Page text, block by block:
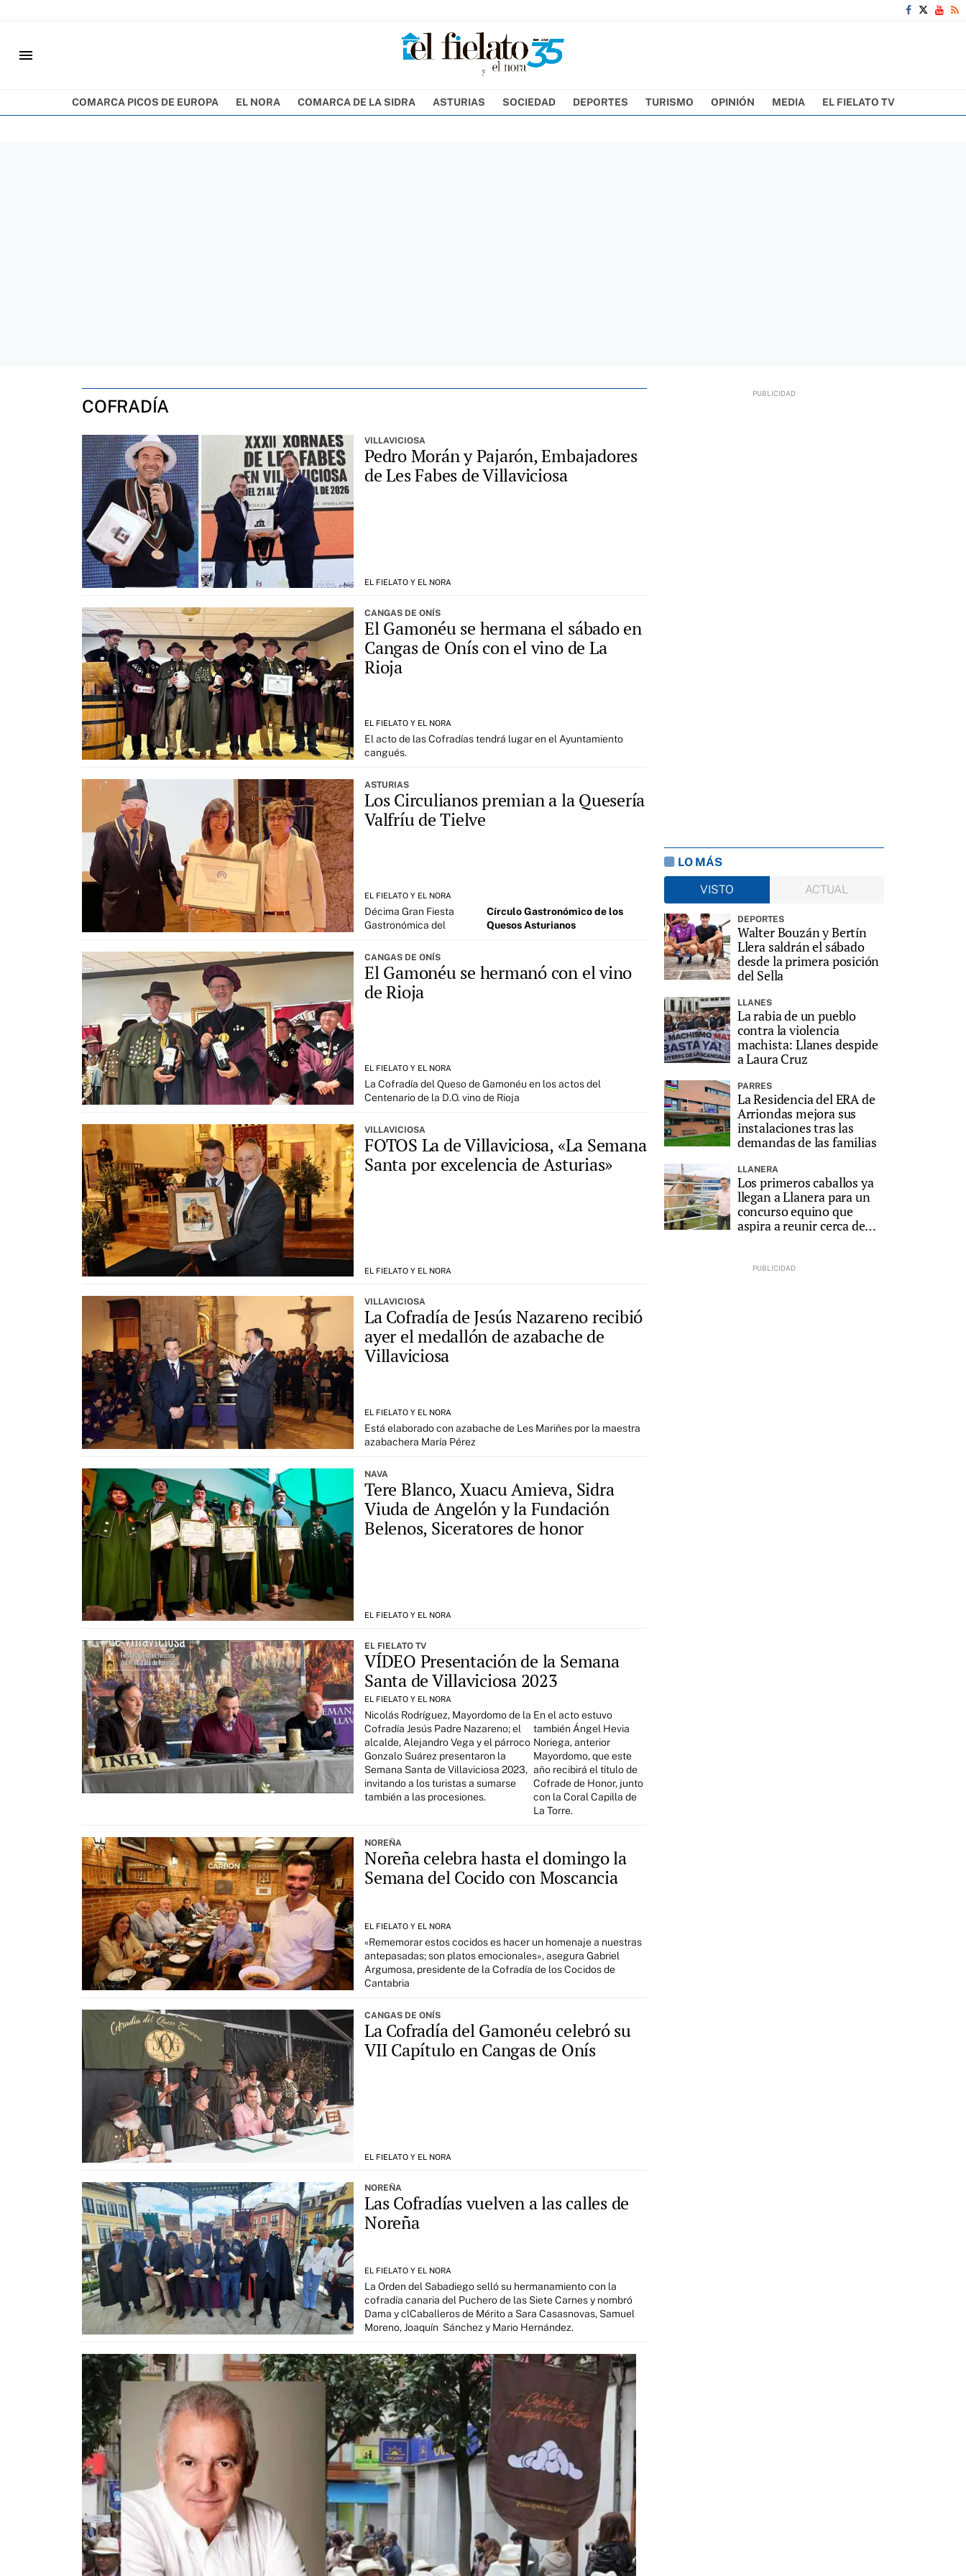
menu
COMARCA PICOS DE EUROPA EL NORA COMARCA DE LA SIDRA ASTURIAS SOCIEDAD DEPORTES TURISMO OPINIÓN MEDIA EL FIELATO TV
COFRADÍA
VILLAVICIOSA
Pedro Morán y Pajarón, Embajadores
de Les Fabes de Villaviciosa
EL FIELATO Y EL NORA
CANGAS DE ONÍS
El Gamonéu se hermana el sábado en
Cangas de Onís con el vino de La
Rioja
EL FIELATO Y EL NORA
El acto de las Cofradías tendrá lugar en el Ayuntamiento
cangués.
ASTURIAS
Los Circulianos premian a la Quesería
Valfríu de Tielve
EL FIELATO Y EL NORA
Décima Gran Fiesta
Gastronómica del
Círculo Gastronómico de los
Quesos Asturianos
CANGAS DE ONÍS
El Gamonéu se hermanó con el vino
de Rioja
EL FIELATO Y EL NORA
La Cofradía del Queso de Gamonéu en los actos del
Centenario de la D.O. vino de Rioja
VILLAVICIOSA
FOTOS La de Villaviciosa, «La Semana
Santa por excelencia de Asturias»
EL FIELATO Y EL NORA
VILLAVICIOSA
La Cofradía de Jesús Nazareno recibió
ayer el medallón de azabache de
Villaviciosa
EL FIELATO Y EL NORA
Está elaborado con azabache de Les Mariñes por la maestra
azabachera María Pérez
NAVA
Tere Blanco, Xuacu Amieva, Sidra
Viuda de Angelón y la Fundación
Belenos, Siceratores de honor
EL FIELATO Y EL NORA
EL FIELATO TV
VÍDEO Presentación de la Semana
Santa de Villaviciosa 2023
EL FIELATO Y EL NORA
Nicolás Rodríguez, Mayordomo de la
Cofradía Jesús Padre Nazareno; el
alcalde, Alejandro Vega y el párroco
Gonzalo Suárez presentaron la
Semana Santa de Villaviciosa 2023,
invitando a los turistas a sumarse
también a las procesiones.
En el acto estuvo
también Ángel Hevia
Noriega, anterior
Mayordomo, que este
año recibirá el título de
Cofrade de Honor, junto
con la Coral Capilla de
La Torre.
NOREÑA
Noreña celebra hasta el domingo la
Semana del Cocido con Moscancia
EL FIELATO Y EL NORA
«Rememorar estos cocidos es hacer un homenaje a nuestras
antepasadas; son platos emocionales», asegura Gabriel
Argumosa, presidente de la Cofradía de los Cocidos de
Cantabria
CANGAS DE ONÍS
La Cofradía del Gamonéu celebró su
VII Capítulo en Cangas de Onís
EL FIELATO Y EL NORA
NOREÑA
Las Cofradías vuelven a las calles de
Noreña
EL FIELATO Y EL NORA
La Orden del Sabadiego selló su hermanamiento con la
cofradía canaria del Puchero de las Siete Carnes y nombró
Dama y clCaballeros de Mérito a Sara Casasnovas, Samuel
Moreno, Joaquín Sánchez y Mario Hernández.
LO MÁS
VISTO
ACTUAL
DEPORTES
Walter Bouzán y Bertín
Llera saldrán el sábado
desde la primera posición
del Sella
LLANES
La rabia de un pueblo
contra la violencia
machista: Llanes despide
a Laura Cruz
PARRES
La Residencia del ERA de
Arriondas mejora sus
instalaciones tras las
demandas de las familias
LLANERA
Los primeros caballos ya
llegan a Llanera para un
concurso equino que
aspira a reunir cerca de